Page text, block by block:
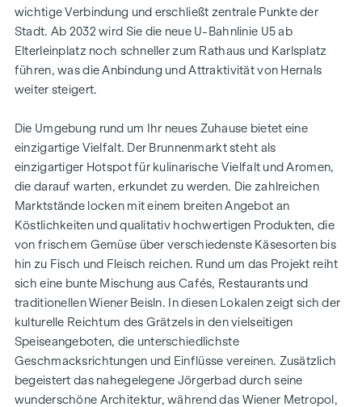
wichtige Verbindung und erschließt zentrale Punkte der
Stadt. Ab 2032 wird Sie die neue U-Bahnlinie U5 ab
Elterleinplatz noch schneller zum Rathaus und Karlsplatz
führen, was die Anbindung und Attraktivität von Hernals
weiter steigert.
Die Umgebung rund um Ihr neues Zuhause bietet eine
einzigartige Vielfalt. Der Brunnenmarkt steht als
einzigartiger Hotspot für kulinarische Vielfalt und Aromen,
die darauf warten, erkundet zu werden. Die zahlreichen
Marktstände locken mit einem breiten Angebot an
Köstlichkeiten und qualitativ hochwertigen Produkten, die
von frischem Gemüse über verschiedenste Käsesorten bis
hin zu Fisch und Fleisch reichen. Rund um das Projekt reiht
sich eine bunte Mischung aus Cafés, Restaurants und
traditionellen Wiener Beisln. In diesen Lokalen zeigt sich der
kulturelle Reichtum des Grätzels in den vielseitigen
Speiseangeboten, die unterschiedlichste
Geschmacksrichtungen und Einflüsse vereinen. Zusätzlich
begeistert das nahegelegene Jörgerbad durch seine
wunderschöne Architektur, während das Wiener Metropol,